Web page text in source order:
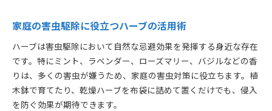
家庭の害虫駆除に役立つハーブの活用術
ハーブは害虫駆除において自然な忌避効果を発揮する身近な存在
です。特にミント、ラベンダー、ローズマリー、バジルなどの香
りは、多くの害虫が嫌うため、家庭の害虫対策に役立ちます。植
木鉢で育てたり、乾燥ハーブを布袋に詰めて置くだけでも、侵入
を防ぐ効果が期待できます。